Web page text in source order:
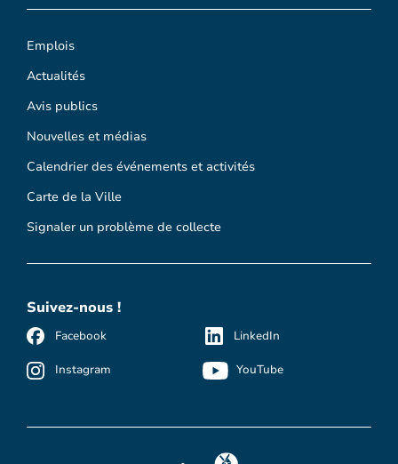
Emplois
Actualités
Avis publics
Nouvelles et médias
Calendrier des événements et activités
Carte de la Ville
Signaler un problème de collecte
Suivez-nous !
Facebook
Instagram
LinkedIn
YouTube